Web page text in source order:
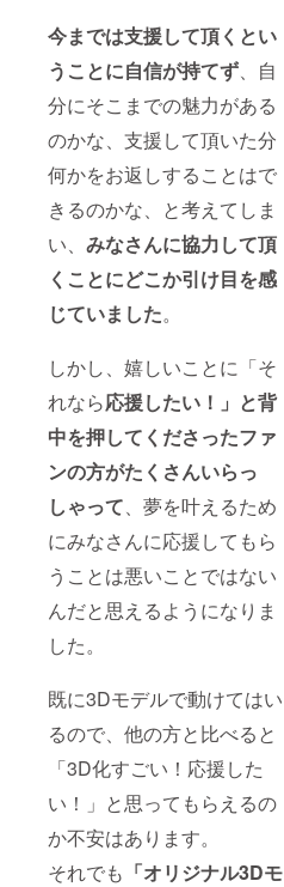
今までは支援して頂くとい
うことに自信が持てず、自
分にそこまでの魅力がある
のかな、支援して頂いた分
何かをお返しすることはで
きるのかな、と考えてしま
い、 みなさんに協力して頂
くことにどこか引け目を感
じていました。
しかし、嬉しいことに「そ
れなら応援したい！」と背
中を押してくださったファ
ンの方がたくさんいらっ
しゃって、夢を叶えるため
にみなさんに応援してもら
うことは悪いことではない
んだと思えるようになりま
した。
既に3Dモデルで動けてはい
るので、他の方と比べると
「3D化すごい！応援した
い！」と思ってもらえるの
か不安はあります。
それでも 「オリジナル3Dモ